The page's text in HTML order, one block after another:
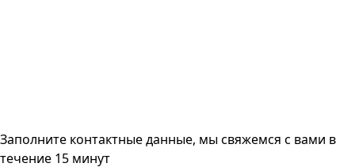
Заполните контактные данные, мы свяжемся с вами в
течение 15 минут